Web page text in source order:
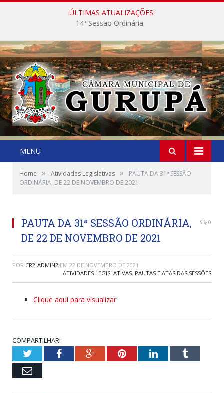
ÚLTIMAS ATUALIZAÇÕES:
14ª Sessão Ordinária
MENU
Home » Atividades Legislativas »
PAUTA DA 31ª SESSÃO
ORDINÁRIA, DE 22 DE NOVEMBRO DE 2021
PAUTA DA 31ª SESSÃO ORDINÁRIA,
DE 22 DE NOVEMBRO DE 2021
0
POR CR2-ADMIN2 EM 22 DE NOVEMBRO DE 2021
ATIVIDADES LEGISLATIVAS, PAUTAS E ATAS DAS SESSÕES
Clique aqui para visualizar
COMPARTILHAR:
TwitterFacebookGoogle+PinterestLinkedInTumblr
Email